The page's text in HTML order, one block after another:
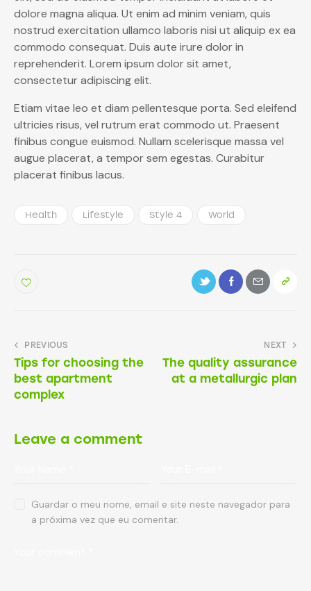
dolore magna aliqua. Ut enim ad minim veniam, quis
nostrud exercitation ullamco laboris nisi ut aliquip ex ea
commodo consequat. Duis aute irure dolor in
reprehenderit. Lorem ipsum dolor sit amet,
consectetur adipiscing elit.
Etiam vitae leo et diam pellentesque porta. Sed eleifend
ultricies risus, vel rutrum erat commodo ut. Praesent
finibus congue euismod. Nullam scelerisque massa vel
augue placerat, a tempor sem egestas. Curabitur
placerat finibus lacus.
Health Lifestyle Style 4 World
PREVIOUS
Tips for choosing the
best apartment
complex
NEXT
The quality assurance
at a metallurgic plan
Leave a comment
Guardar o meu nome, email e site neste navegador para
a próxima vez que eu comentar.